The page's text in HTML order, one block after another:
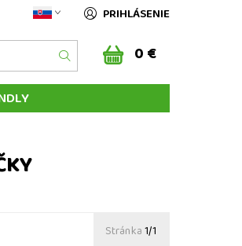
PRIHLÁSENIE
0 €
KONTAKT
Stránka1/1